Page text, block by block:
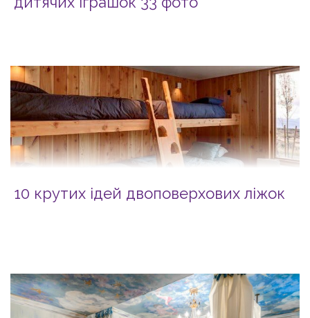
10 крутих ідей двоповерхових ліжок